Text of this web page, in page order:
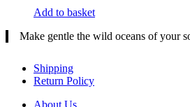
Add to basket
Make gentle the wild oceans of your
Shipping
Return Policy